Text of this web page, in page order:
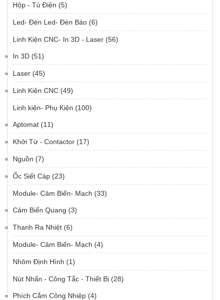
Hộp - Tủ Điện (5)
Led- Đèn Led- Đèn Báo (6)
Linh Kiện CNC- In 3D - Laser (56)
In 3D (51)
Laser (45)
Linh Kiện CNC (49)
Linh kiện- Phụ Kiện (100)
Aptomat (11)
Khởi Từ - Contactor (17)
Nguồn (7)
Ốc Siết Cáp (23)
Module- Cảm Biến- Mạch (33)
Cảm Biến Quang (3)
Thanh Ra Nhiệt (6)
Module- Cảm Biến- Mạch (4)
Nhôm Định Hình (1)
Nút Nhấn - Công Tắc - Thiết Bị (28)
Phích Cắm Công Nhiệp (4)